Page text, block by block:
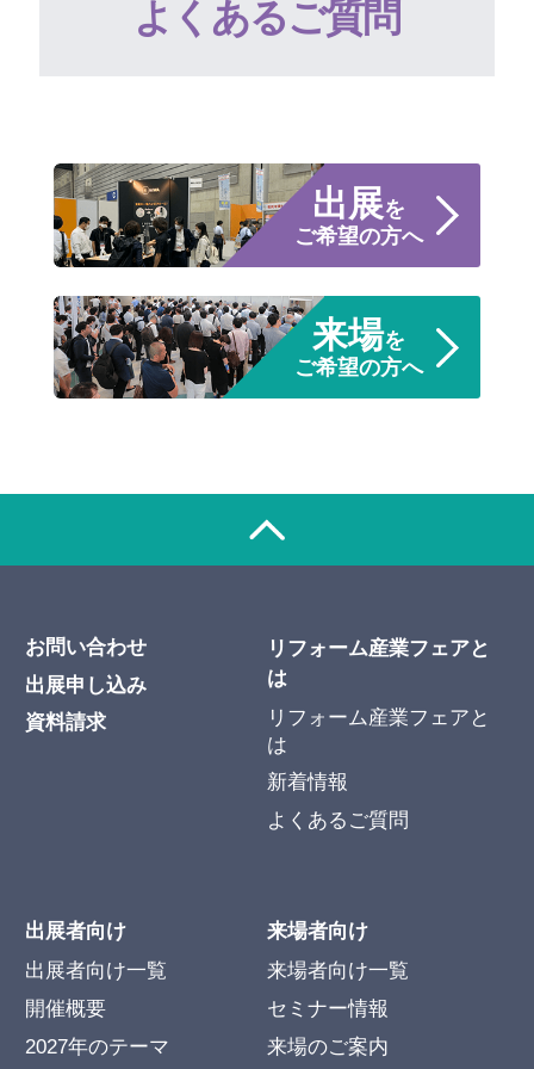
よくあるご質問
出展を
ご希望の方へ
来場を
ご希望の方へ
お問い合わせ
出展申し込み
資料請求
リフォーム産業フェアと
は
リフォーム産業フェアと
は
新着情報
よくあるご質問
出展者向け
出展者向け一覧
開催概要
2027年のテーマ
来場者向け
来場者向け一覧
セミナー情報
来場のご案内